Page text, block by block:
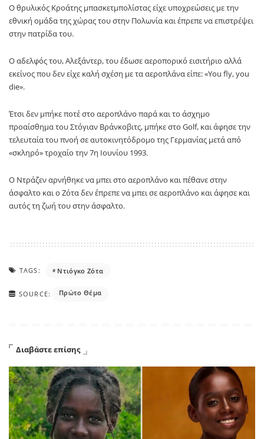
O θρυλικός Κροάτης μπασκετμπολίστας είχε υποχρεώσεις με την
εθνική ομάδα της χώρας του στην Πολωνία και έπρεπε να επιστρέψει
στην πατρίδα του.
Ο αδελφός του, Αλεξάντερ, του έδωσε αεροπορικό εισιτήριο αλλά
εκείνος που δεν είχε καλή σχέση με τα αεροπλάνα είπε: «You fly, you
die».
Έτσι δεν μπήκε ποτέ στο αεροπλάνο παρά και το άσχημο
προαίσθημα του Στόγιαν Βράνκοβιτς, μπήκε στο Golf, και άφησε την
τελευταία του πνοή σε αυτοκινητόδρομο της Γερμανίας μετά από
«σκληρό» τροχαίο την 7η Ιουνίου 1993.
Ο Ντράζεν αρνήθηκε να μπει στο αεροπλάνο και πέθανε στην
άσφαλτο και ο Ζότα δεν έπρεπε να μπει σε αεροπλάνο και άφησε και
αυτός τη ζωή του στην άσφαλτο.
TAGS: Nτιόγκο Ζότα
SOURCE: Πρώτο Θέμα
Διαβάστε επίσης